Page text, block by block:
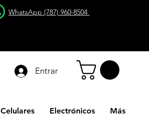
WhatsApp (787) 960-8504
Entrar
Celulares Electrónicos Más